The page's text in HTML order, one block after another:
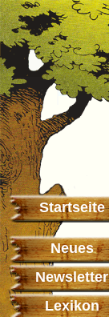
Startseite
Neues
Newsletter
Lexikon